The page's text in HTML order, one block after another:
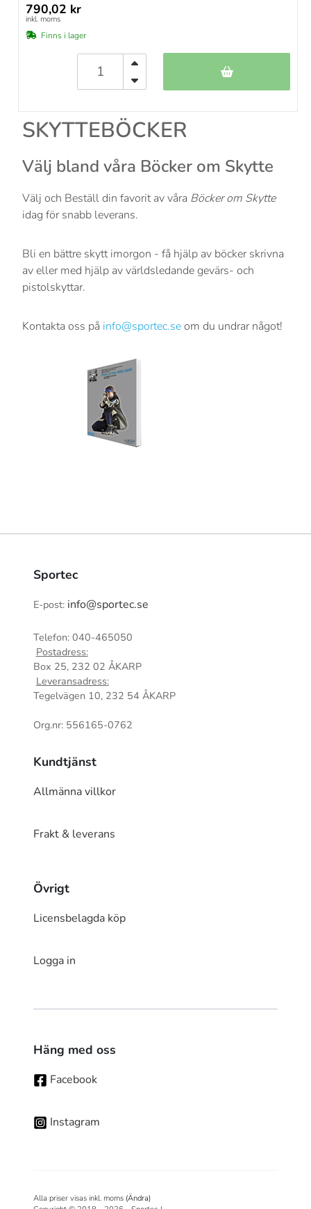
790,02 kr
inkl. moms
Finns i lager
SKYTTEBÖCKER
Välj bland våra Böcker om Skytte
Välj och Beställ din favorit av våra Böcker om Skytte
idag för snabb leverans.
Bli en bättre skytt imorgon - få hjälp av böcker skrivna
av eller med hjälp av världsledande gevärs- och
pistolskyttar.
Kontakta oss på info@sportec.seom du undrar något!
Sportec
E-post: info@sportec.se
Telefon: 040-465050
Postadress:
Box 25, 232 02 ÅKARP
Leveransadress:
Tegelvägen 10, 232 54 ÅKARP
Org.nr: 556165-0762
Kundtjänst
Allmänna villkor
Frakt & leverans
Övrigt
Licensbelagda köp
Logga in
Häng med oss
Facebook
Instagram
Alla priser visas inkl. moms (Ändra)